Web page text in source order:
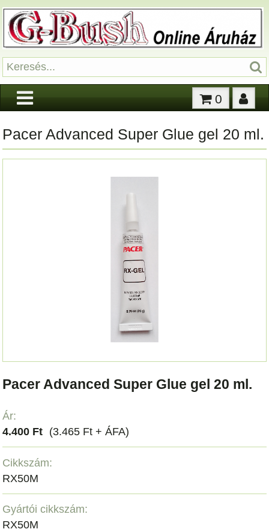
0
Pacer Advanced Super Glue gel 20 ml.
Pacer Advanced Super Glue gel 20 ml.
Ár:
4.400 Ft (3.465 Ft + ÁFA)
Cikkszám:
RX50M
Gyártói cikkszám:
RX50M